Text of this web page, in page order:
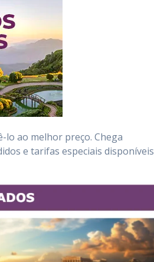
lo ao melhor preço. Chega
e tarifas especiais disponíveis